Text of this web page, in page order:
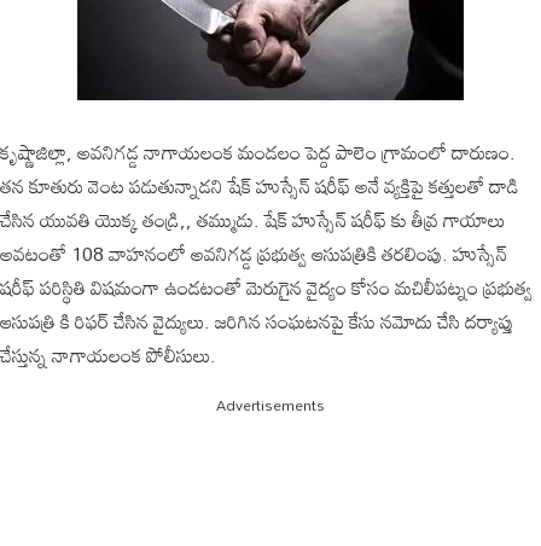
కృష్ణాజిల్లా, అవనిగడ్డ నాగాయలంక మండలం పెద్ద పాలెం గ్రామంలో దారుణం.
తన కూతురు వెంట పడుతున్నాడని షేక్ హుస్సేన్ షరీఫ్ అనే వ్యక్తిపై కత్తులతో దాడి
చేసిన యువతి యొక్క తండ్రి,, తమ్ముడు. షేక్ హుస్సేన్ షరీఫ్ కు తీవ్ర గాయాలు
అవటంతో 108 వాహనంలో అవనిగడ్డ ప్రభుత్వ ఆసుపత్రికి తరలింపు. హుస్సేన్
షరీఫ్ పరిస్థితి విషమంగా ఉండటంతో మెరుగైన వైద్యం కోసం మచిలీపట్నం ప్రభుత్వ
ఆసుపత్రి కి రిఫర్ చేసిన వైద్యులు. జరిగిన సంఘటనపై కేసు నమోదు చేసి దర్యాప్తు
చేస్తున్న నాగాయలంక పోలీసులు.
Advertisements
అంతర్జాతీయం